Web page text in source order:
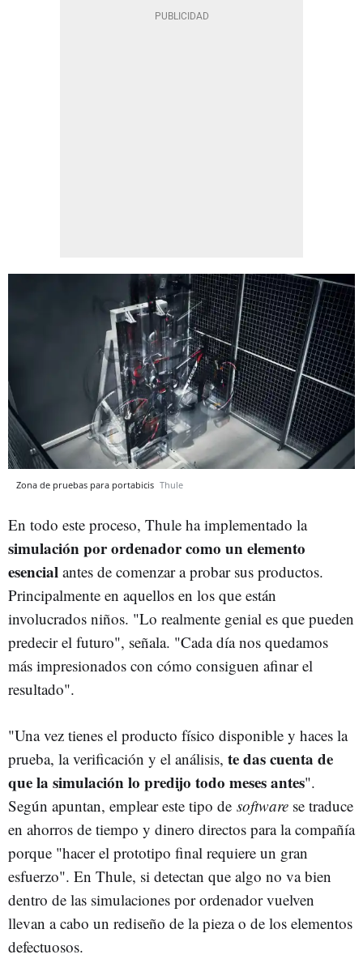
Zona de pruebas para portabicis Thule
En todo este proceso, Thule ha implementado la
simulación por ordenador como un elemento
esencial antes de comenzar a probar sus productos.
Principalmente en aquellos en los que están
involucrados niños. "Lo realmente genial es que pueden
predecir el futuro", señala. "Cada día nos quedamos
más impresionados con cómo consiguen afinar el
resultado".
"Una vez tienes el producto físico disponible y haces la
prueba, la verificación y el análisis, te das cuenta de
que la simulación lo predijo todo meses antes".
Según apuntan, emplear este tipo de software se traduce
en ahorros de tiempo y dinero directos para la compañía
porque "hacer el prototipo final requiere un gran
esfuerzo". En Thule, si detectan que algo no va bien
dentro de las simulaciones por ordenador vuelven
llevan a cabo un rediseño de la pieza o de los elementos
defectuosos.